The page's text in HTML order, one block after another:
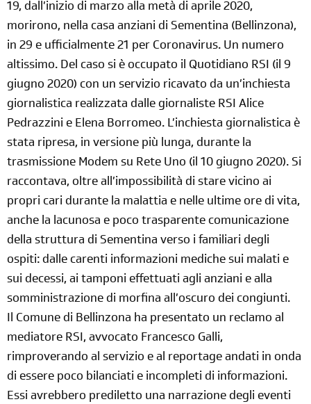
19, dall’inizio di marzo alla metà di aprile 2020,
morirono, nella casa anziani di Sementina (Bellinzona),
in 29 e ufficialmente 21 per Coronavirus. Un numero
altissimo. Del caso si è occupato il Quotidiano RSI (il 9
giugno 2020) con un servizio ricavato da un’inchiesta
giornalistica realizzata dalle giornaliste RSI Alice
Pedrazzini e Elena Borromeo. L’inchiesta giornalistica è
stata ripresa, in versione più lunga, durante la
trasmissione Modem su Rete Uno (il 10 giugno 2020). Si
raccontava, oltre all’impossibilità di stare vicino ai
propri cari durante la malattia e nelle ultime ore di vita,
anche la lacunosa e poco trasparente comunicazione
della struttura di Sementina verso i familiari degli
ospiti: dalle carenti informazioni mediche sui malati e
sui decessi, ai tamponi effettuati agli anziani e alla
somministrazione di morfina all’oscuro dei congiunti.
Il Comune di Bellinzona ha presentato un reclamo al
mediatore RSI, avvocato Francesco Galli,
rimproverando al servizio e al reportage andati in onda
di essere poco bilanciati e incompleti di informazioni.
Essi avrebbero prediletto una narrazione degli eventi